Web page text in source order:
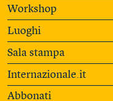
Workshop
Luoghi
Sala stampa
Internazionale.it
Abbonati